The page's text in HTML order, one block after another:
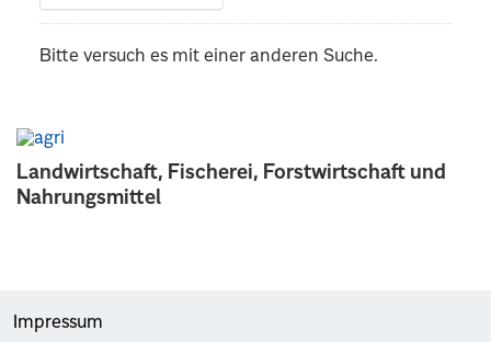
Landwirtschaft, Fischerei, Forstwirtschaft und
Nahrungsmittel
Bitte versuch es mit einer anderen Suche.
Impressum